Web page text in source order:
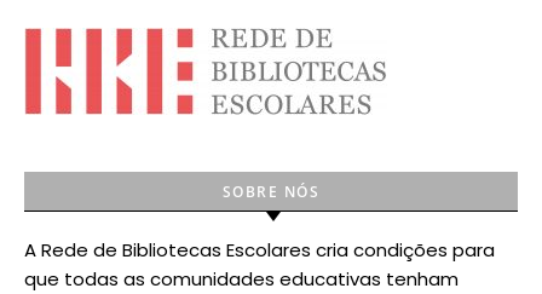
SOBRE NÓS
A Rede de Bibliotecas Escolares cria condições para
que todas as comunidades educativas tenham